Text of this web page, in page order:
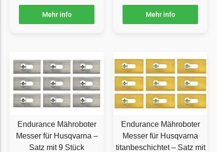
Eufy
Eufy Messer
Begrenzungsdraht
Florabest
Florabest Messer
Flymo
Mehr info Mehr info
Endurance Mähroboter
Messer für Husqvarna –
Satz mit 9 Stück
Endurance Mähroboter
Messer für Husqvarna
titanbeschichtet – Satz mit